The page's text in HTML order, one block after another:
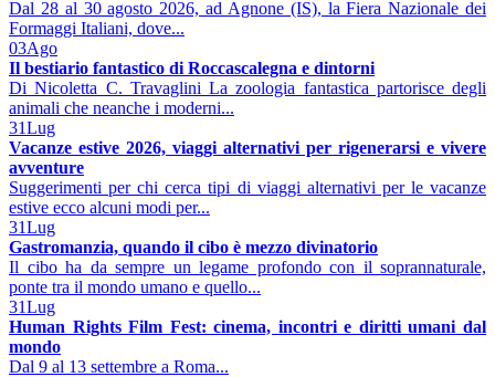
Dal 28 al 30 agosto 2026, ad Agnone (IS), la Fiera Nazionale dei
Formaggi Italiani, dove...
03Ago
Il bestiario fantastico di Roccascalegna e dintorni
Di Nicoletta C. Travaglini La zoologia fantastica partorisce degli
animali che neanche i moderni...
31Lug
Vacanze estive 2026, viaggi alternativi per rigenerarsi e vivere
avventure
Suggerimenti per chi cerca tipi di viaggi alternativi per le vacanze
estive ecco alcuni modi per...
31Lug
Gastromanzia, quando il cibo è mezzo divinatorio
Il cibo ha da sempre un legame profondo con il soprannaturale,
ponte tra il mondo umano e quello...
31Lug
Human Rights Film Fest: cinema, incontri e diritti umani dal
mondo
Dal 9 al 13 settembre a Roma...